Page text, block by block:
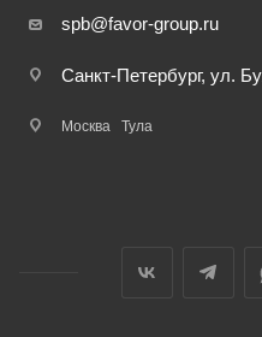
spb@favor-group.ru
Санкт-Петербург, ул.
Москва Тула